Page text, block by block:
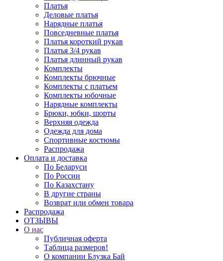
Платья
Деловые платья
Нарядные платья
Повседневные платья
Платья короткий рукав
Платья 3/4 рукав
Платья длинный рукав
Комплекты
Комплекты брючные
Комплекты с платьем
Комплекты юбочные
Нарядные комплекты
Брюки, юбки, шорты
Верхняя одежда
Одежда для дома
Спортивные костюмы
Распродажа
Оплата и доставка
По Беларуси
По России
По Казахстану
В другие страны
Возврат или обмен товара
Распродажа
ОТЗЫВЫ
О нас
Публичная оферта
Таблица размеров!
О компании Блузка Бай